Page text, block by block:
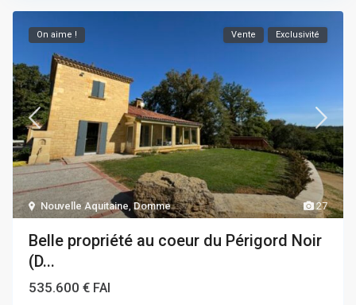
27
Nouvelle Aquitaine ,Domme
On aime ! Vente Exclusivité
Belle propriété au coeur du Périgord Noir
(D...
535.600 € FAI